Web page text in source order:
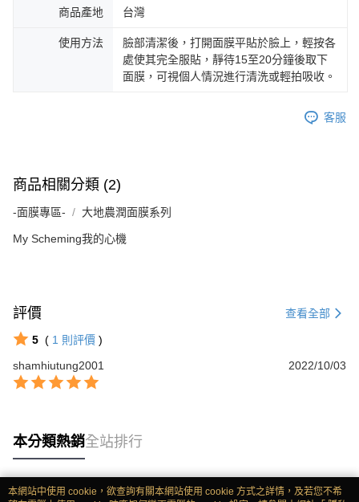
商品產地 台灣
使用方法
臉部清潔後，打開面膜平貼於臉上，輕按各
處使其完全服貼，靜待15至20分鐘後取下
面膜，可視個人情況進行清洗或輕拍吸收。
客服
商品相關分類 (2)
-面膜專區- 大地農潤面膜系列
My Scheming我的心機
評價 查看全部
5 ( 1 則評價 )
shamhiutung2001
2022/10/03
本分類熱銷全站排行
本網站中使用 cookie，欲查詢有關本網站使用 cookie 方式之詳情，及若您不希